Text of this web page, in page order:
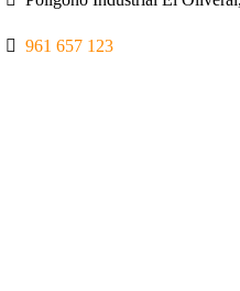
961 657 123